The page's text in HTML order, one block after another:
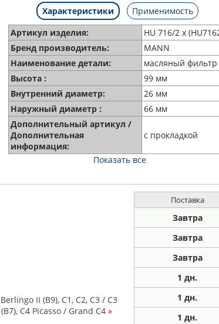
Характеристики
Применимость
Артикул изделия:
HU 716/2 x
Бренд производитель:
MANN
Наименование детали:
масляный фильтр
Высота :
99 мм
Внутренний диаметр:
26 мм
Наружный диаметр :
66 мм
Дополнительный артикул /
Дополнительная
информация:
с прокладкой
Показать все
II (B9), C1, C2, C3 / C3
C4 Picasso / Grand C4 »
Поставка
Завтра
Завтра
Завтра
1 дн.
1 дн.
1 дн.